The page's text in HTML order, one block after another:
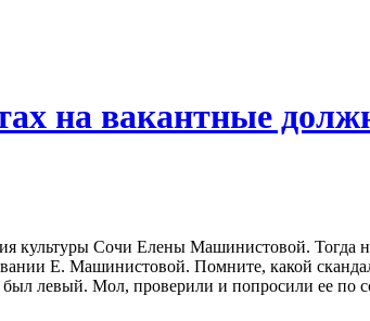
на вакантные
культуры Сочи Елены Машинистовой. Тогда
Е. Машинистовой. Помните, какой
левый. Мол, проверили и попросили ее по